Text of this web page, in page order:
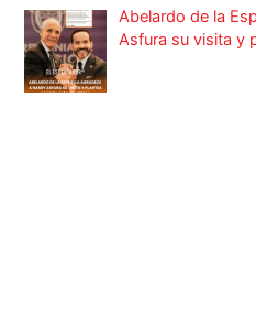
Abelardo de la
Asfura su visita y